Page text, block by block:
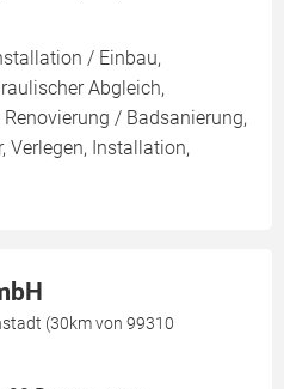
/ Einbau,
Abgleich,
/ Badsanierung,
Verlegen, Installation,
(30km von 99310